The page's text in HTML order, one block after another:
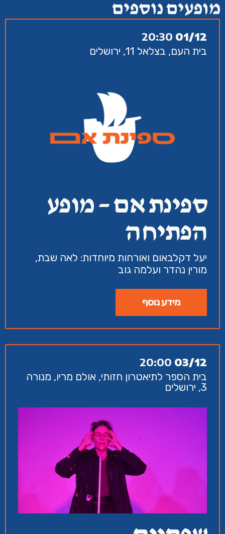
מופעים נוספים
01/12
20:30
בית העם, בצלאל 11, ירושלים
ספינת אם – מופע
הפתיחה
יעל דקלבאום ואורחות מיוחדות: לאה שבת,
מורין נהדר ועלמה גוב
מידע נוסף
03/12
20:00
בית הספר לתיאטרון חזותי, אולם מריו, מנורה
3, ירושלים